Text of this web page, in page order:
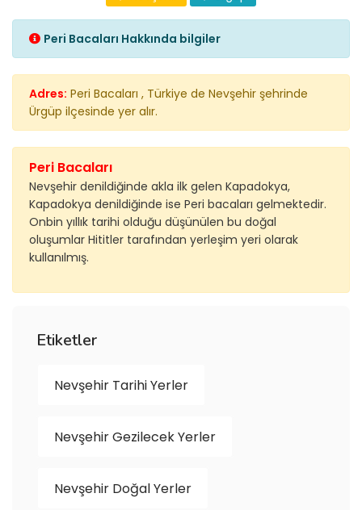
Peri Bacaları Hakkında bilgiler
Adres: Peri Bacaları , Türkiye de Nevşehir şehrinde
Ürgüp ilçesinde yer alır.
Peri Bacaları
Nevşehir denildiğinde akla ilk gelen Kapadokya,
Kapadokya denildiğinde ise Peri bacaları gelmektedir.
Onbin yıllık tarihi olduğu düşünülen bu doğal
oluşumlar Hititler tarafından yerleşim yeri olarak
kullanılmış.
Etiketler
Nevşehir Tarihi Yerler
Nevşehir Gezilecek Yerler
Nevşehir Doğal Yerler